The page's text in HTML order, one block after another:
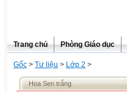
Trang chủ Phòng Giáo dục
Gốc > Tư liệu > Lớp 2 >
Hoa Sen trắng